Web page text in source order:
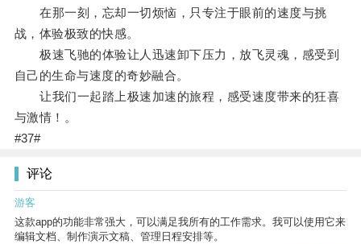
在那一刻，忘却一切烦恼，只专注于眼前的速度与挑
战，体验极致的快感。
极速飞驰的体验让人迅速卸下压力，放飞灵魂，感受到
自己的生命与速度的奇妙融合。
让我们一起踏上极速加速的旅程，感受速度带来的狂喜
与激情！。
#37#
评论
游客
这款app的功能非常强大，可以满足我所有的工作需求。我可以使用它来
编辑文档、制作演示文稿、管理日程安排等。